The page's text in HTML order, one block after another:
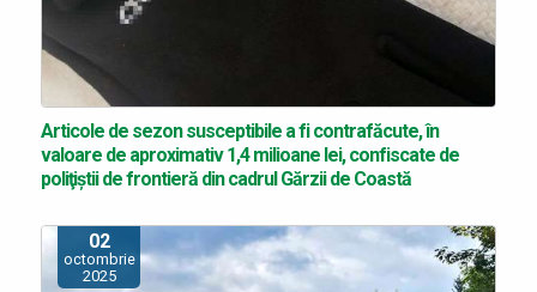
Articole de sezon susceptibile a fi contrafăcute, în
valoare de aproximativ 1,4 milioane lei, confiscate de
poliţiştii de frontieră din cadrul Gărzii de Coastă
02
octombrie
2025